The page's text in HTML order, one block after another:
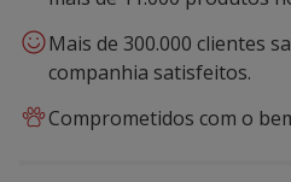
Mais de 300.000 clientes
companhia satisfeitos.
Comprometidos com o